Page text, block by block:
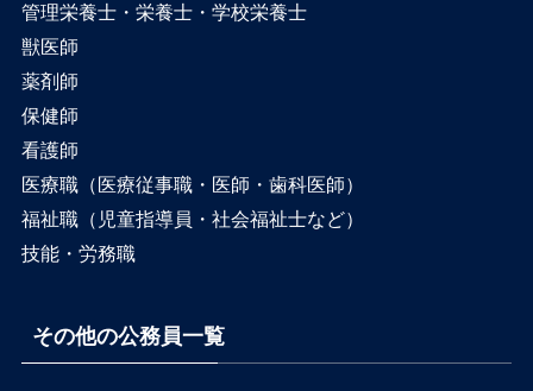
管理栄養士・栄養士・学校栄養士
獣医師
薬剤師
保健師
看護師
医療職（医療従事職・医師・歯科医師）
福祉職（児童指導員・社会福祉士など）
技能・労務職
その他の公務員一覧